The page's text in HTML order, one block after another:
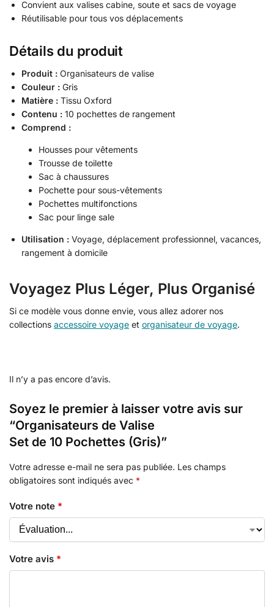
Convient aux valises cabine, soute et sacs de voyage
Réutilisable pour tous vos déplacements
Détails du produit
Produit : Organisateurs de valise
Couleur : Gris
Matière : Tissu Oxford
Contenu : 10 pochettes de rangement
Comprend :
Housses pour vêtements
Trousse de toilette
Sac à chaussures
Pochette pour sous-vêtements
Pochettes multifonctions
Sac pour linge sale
Utilisation : Voyage, déplacement professionnel, vacances,
rangement à domicile
Voyagez Plus Léger, Plus Organisé
Si ce modèle vous donne envie, vous allez adorer nos
collections accessoire voyage et organisateur de voyage.
Il n’y a pas encore d’avis.
Soyez le premier à laisser votre avis sur
“Organisateurs de Valise
Set de 10 Pochettes (Gris)”
Votre adresse e-mail ne sera pas publiée. Les champs
obligatoires sont indiqués avec *
Votre note *
Votre avis *